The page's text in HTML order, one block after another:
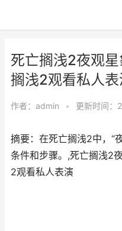
死亡搁浅2夜观
搁浅2观看私人表
作者： admin • 更新时间：
摘要：在死亡搁浅2中，“
条件和步骤。,死亡搁浅2
2观看私人表演